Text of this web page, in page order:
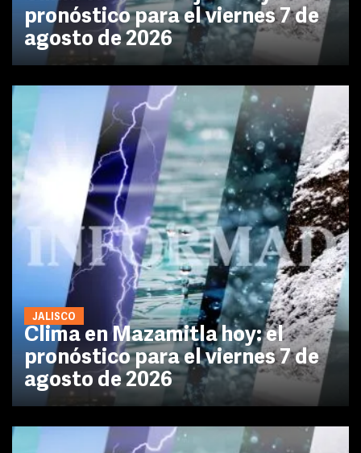
pronóstico para el viernes 7 de
agosto de 2026
JALISCO
Clima en Mazamitla hoy: el
pronóstico para el viernes 7 de
agosto de 2026